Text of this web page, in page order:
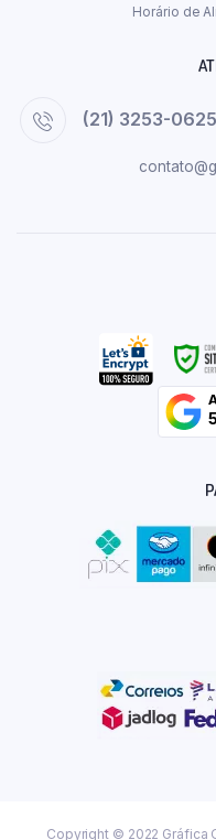
Horário de
(21) 3253-0625
Copyright © 2022 Gráfica